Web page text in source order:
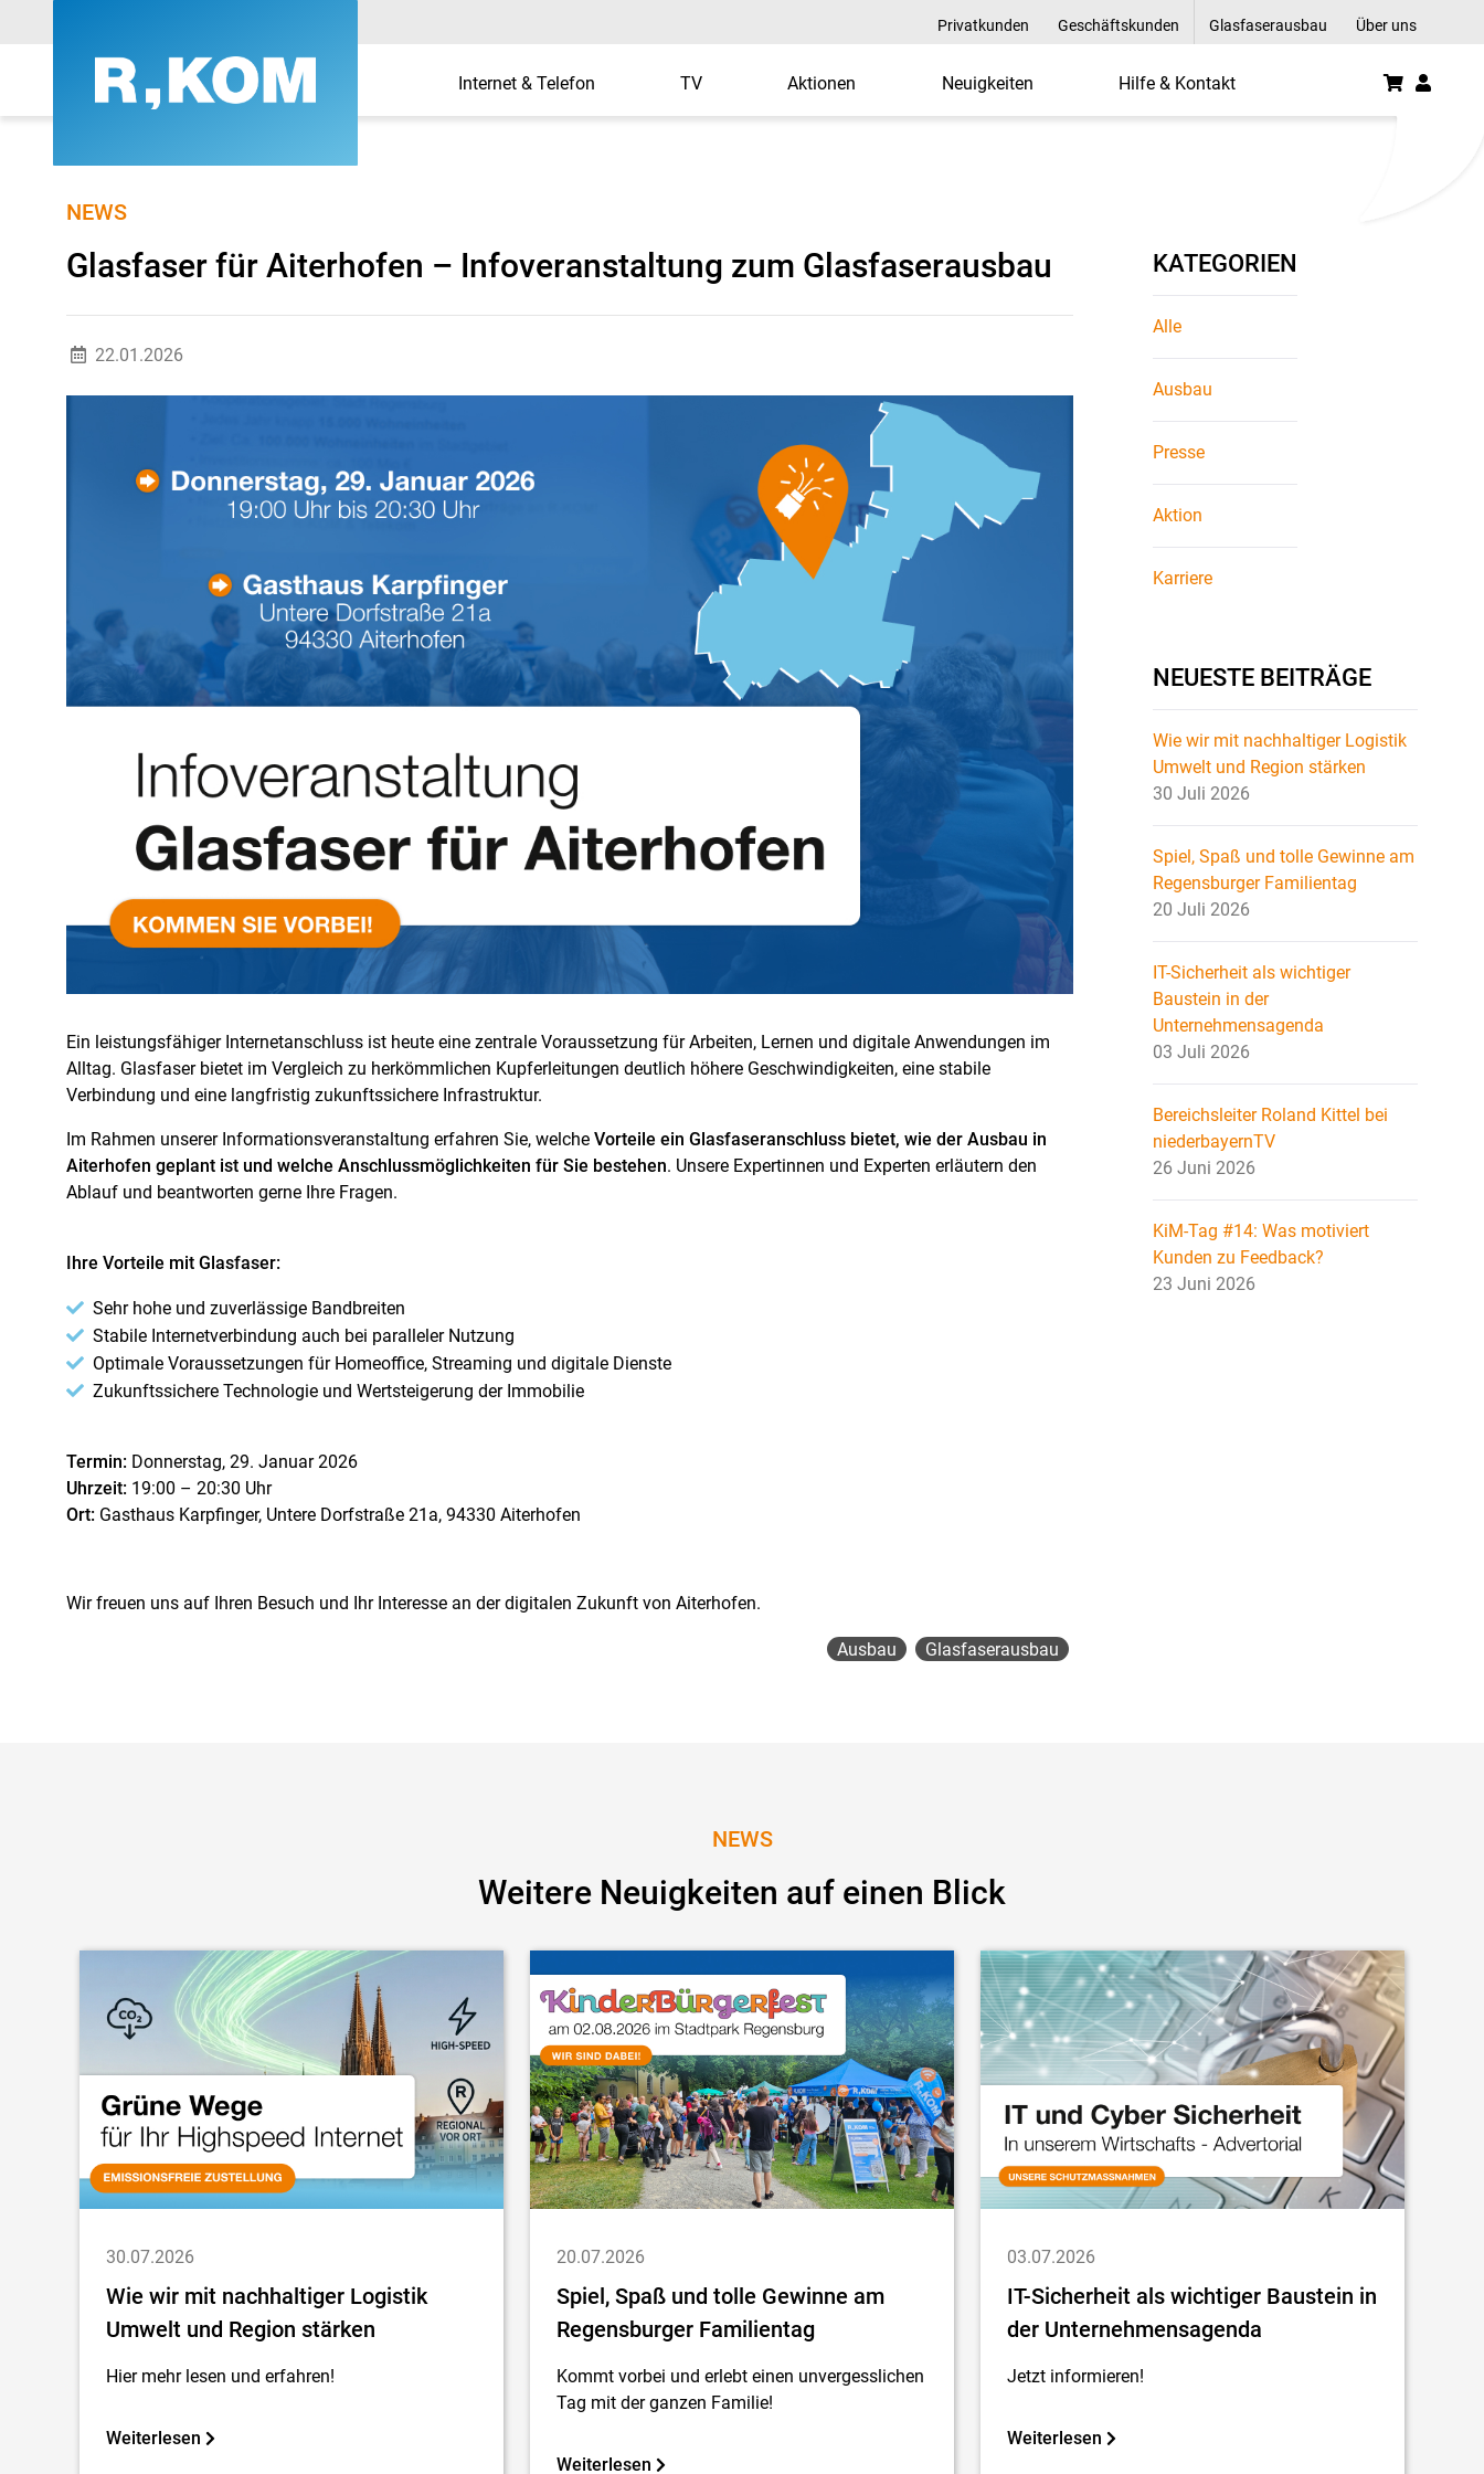
Privatkunden Geschäftskunden Glasfaserausbau Über uns
Internet & Telefon TV Aktionen Neuigkeiten Hilfe & Kontakt
NEWS
Glasfaser für Aiterhofen – Infoveranstaltung zum Glasfaserausbau
22.01.2026
Ein leistungsfähiger Internetanschluss ist heute eine zentrale Voraussetzung für Arbeiten, Lernen und digitale Anwendungen im
Alltag. Glasfaser bietet im Vergleich zu herkömmlichen Kupferleitungen deutlich höhere Geschwindigkeiten, eine stabile
Verbindung und eine langfristig zukunftssichere Infrastruktur.
Im Rahmen unserer Informationsveranstaltung erfahren Sie, welche Vorteile ein Glasfaseranschluss bietet, wie der Ausbau in
Aiterhofen geplant ist und welche Anschlussmöglichkeiten für Sie bestehen. Unsere Expertinnen und Experten erläutern den
Ablauf und beantworten gerne Ihre Fragen.
Ihre Vorteile mit Glasfaser:
Sehr hohe und zuverlässige Bandbreiten
Stabile Internetverbindung auch bei paralleler Nutzung
Optimale Voraussetzungen für Homeoffice, Streaming und digitale Dienste
Zukunftssichere Technologie und Wertsteigerung der Immobilie
Termin: Donnerstag, 29. Januar 2026
Uhrzeit: 19:00 – 20:30 Uhr
Ort: Gasthaus Karpfinger, Untere Dorfstraße 21a, 94330 Aiterhofen
Wir freuen uns auf Ihren Besuch und Ihr Interesse an der digitalen Zukunft von Aiterhofen.
Ausbau Glasfaserausbau
KATEGORIEN
Alle
Ausbau
Presse
Aktion
Karriere
NEUESTE BEITRÄGE
Wie wir mit nachhaltiger Logistik
Umwelt und Region stärken
30 Juli 2026
Spiel, Spaß und tolle Gewinne am
Regensburger Familientag
20 Juli 2026
IT-Sicherheit als wichtiger
Baustein in der
Unternehmensagenda
03 Juli 2026
Bereichsleiter Roland Kittel bei
niederbayernTV
26 Juni 2026
KiM-Tag #14: Was motiviert
Kunden zu Feedback?
23 Juni 2026
NEWS
Weitere Neuigkeiten auf einen Blick
30.07.2026
Wie wir mit nachhaltiger Logistik
Umwelt und Region stärken
Hier mehr lesen und erfahren!
Weiterlesen
20.07.2026
Spiel, Spaß und tolle Gewinne am
Regensburger Familientag
Kommt vorbei und erlebt einen unvergesslichen
Tag mit der ganzen Familie!
Weiterlesen
03.07.2026
IT-Sicherheit als wichtiger Baustein in
der Unternehmensagenda
Jetzt informieren!
Weiterlesen